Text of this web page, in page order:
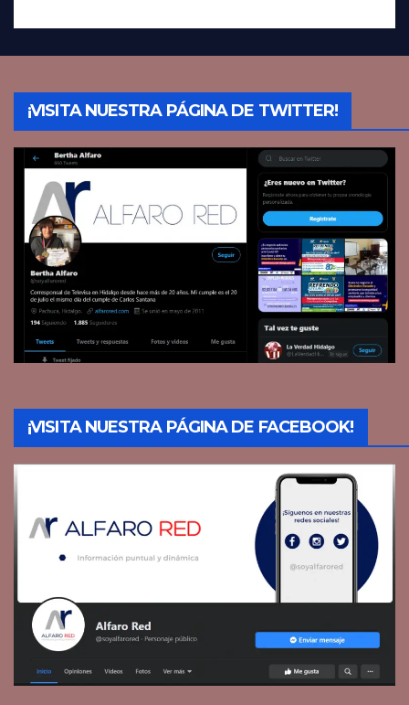
¡VISITA NUESTRA PÁGINA DE TWITTER!
¡VISITA NUESTRA PÁGINA DE FACEBOOK!